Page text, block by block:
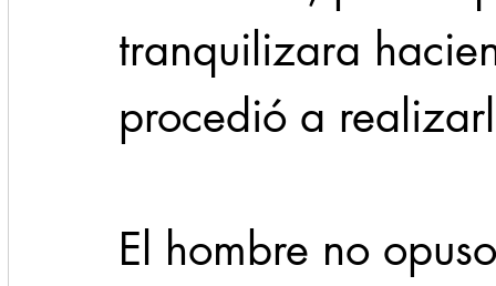
tranquilizara
procedió a
El hombre no